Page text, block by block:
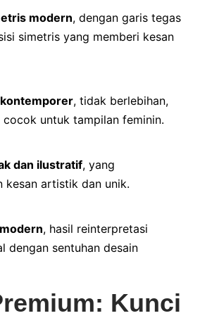
modern, dengan garis tegas
simetris yang memberi kesan
, tidak berlebihan,
cocok untuk tampilan feminin.
dan ilustratif, yang
kesan artistik dan unik.
, hasil reinterpretasi
dengan sentuhan desain
Kunci